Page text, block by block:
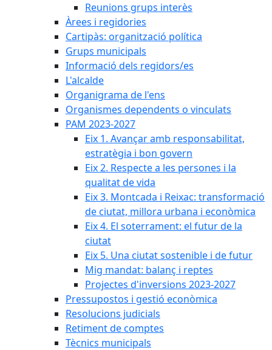
Reunions grups interès
Àrees i regidories
Cartipàs: organització política
Grups municipals
Informació dels regidors/es
L'alcalde
Organigrama de l'ens
Organismes dependents o vinculats
PAM 2023-2027
Eix 1. Avançar amb responsabilitat,
estratègia i bon govern
Eix 2. Respecte a les persones i la
qualitat de vida
Eix 3. Montcada i Reixac: transformació
de ciutat, millora urbana i econòmica
Eix 4. El soterrament: el futur de la
ciutat
Eix 5. Una ciutat sostenible i de futur
Mig mandat: balanç i reptes
Projectes d'inversions 2023-2027
Pressupostos i gestió econòmica
Resolucions judicials
Retiment de comptes
Tècnics municipals